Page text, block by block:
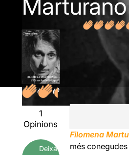
Marturano
1
Opinions
Deixa
Filomena
més